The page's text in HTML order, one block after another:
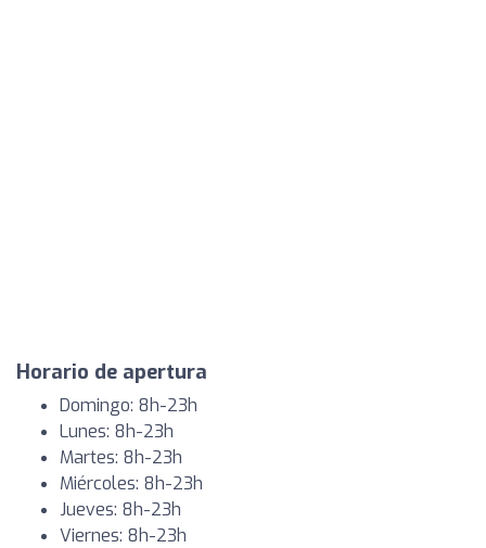
Horario de apertura
Domingo: 8h-23h
Lunes: 8h-23h
Martes: 8h-23h
Miércoles: 8h-23h
Jueves: 8h-23h
Viernes: 8h-23h